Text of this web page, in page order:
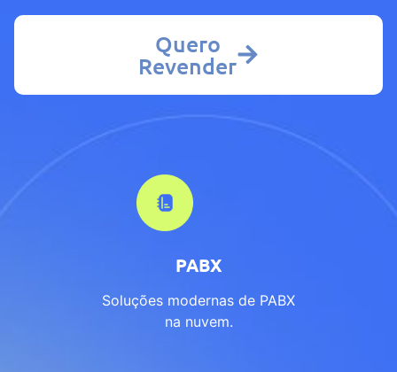
PABX
Soluções modernas de PABX
na nuvem.
Quero
Revender